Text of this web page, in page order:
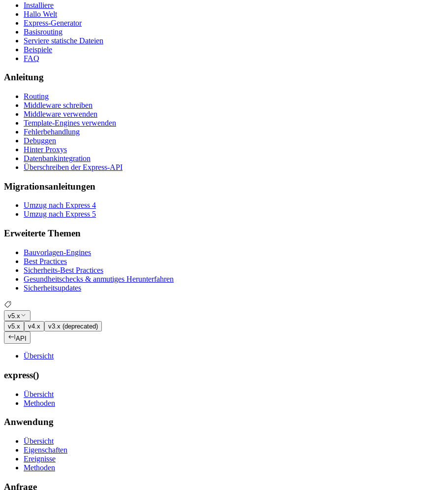
Installiere
Hallo Welt
Express-Generator
Basisrouting
Serviere statische Dateien
Beispiele
FAQ
Anleitung
Routing
Middleware schreiben
Middleware verwenden
Template-Engines verwenden
Fehlerbehandlung
Debuggen
Hinter Proxys
Datenbankintegration
Überschreiben der Express-API
Migrationsanleitungen
Umzug nach Express 4
Umzug nach Express 5
Erweiterte Themen
Bauvorlagen-Engines
Best Practices
Sicherheits-Best Practices
Gesundheitschecks & anmutiges Herunterfahren
Sicherheitsupdates
v5.x
v5.x
v4.x
v3.x (deprecated)
API
Übersicht
express()
Übersicht
Methoden
Anwendung
Übersicht
Eigenschaften
Ereignisse
Methoden
Anfrage